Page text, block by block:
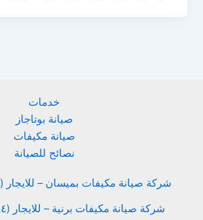
خدمات
صيانة بوتاجاز
صيانة مكيفات
نصائح للصيانة
شركة صيانة مكيفات بميسان – للايجار (٠٠٢٠١٥١٥٨٠٧٨٨٤)
شركة صيانة مكيفات برنية – للايجار (٠٠٢٠١٥١٥٨٠٧٨٨٤)